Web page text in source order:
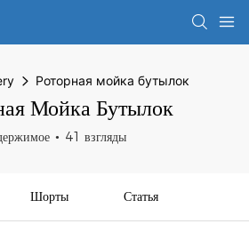
Роторная мойка бутылок
Мойка Бутылок
41 взгляды
Шорты Статья